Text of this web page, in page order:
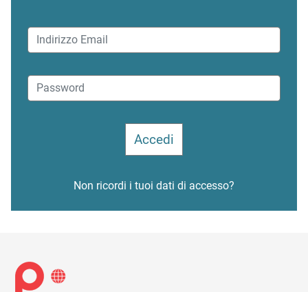
Non ricordi i tuoi dati di accesso?